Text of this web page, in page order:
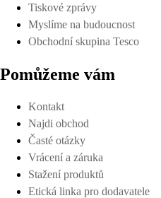
Tiskové zprávy
Myslíme na budoucnost
Obchodní skupina Tesco
Pomůžeme vám
Kontakt
Najdi obchod
Časté otázky
Vrácení a záruka
Stažení produktů
Etická linka pro dodavatele